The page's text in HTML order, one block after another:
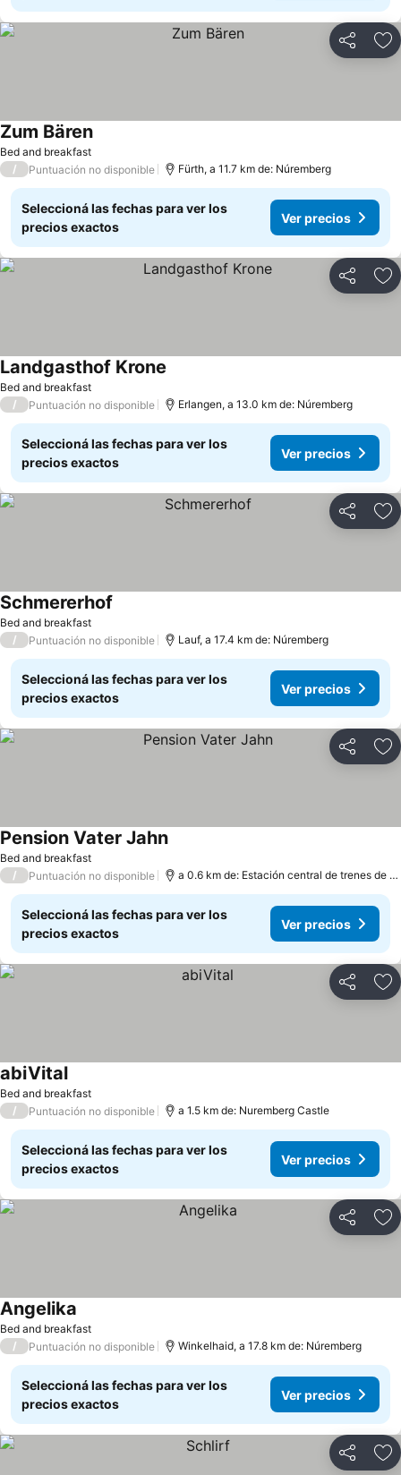
Compartir
Bed and breakfast
Zum Bären
/ Puntuación no disponible Fürth, a 11.7 km de: Núremberg
Seleccioná las fechas para ver los
precios exactos
Ver precios
Compartir
Bed and breakfast
Landgasthof Krone
/ Puntuación no disponible Erlangen, a 13.0 km de: Núremberg
Seleccioná las fechas para ver los
precios exactos
Ver precios
Compartir
Bed and breakfast
Schmererhof
/ Puntuación no disponible Lauf, a 17.4 km de: Núremberg
Seleccioná las fechas para ver los
precios exactos
Ver precios
Compartir
Bed and breakfast
Pension Vater Jahn
/ Puntuación no disponible a 0.6 km de: Estación central de trenes de Nürnberg
Seleccioná las fechas para ver los
precios exactos
Ver precios
Compartir
Bed and breakfast
abiVital
/ Puntuación no disponible a 1.5 km de: Nuremberg Castle
Seleccioná las fechas para ver los
precios exactos
Ver precios
Compartir
Bed and breakfast
Angelika
/ Puntuación no disponible Winkelhaid, a 17.8 km de: Núremberg
Seleccioná las fechas para ver los
precios exactos
Ver precios
Compartir